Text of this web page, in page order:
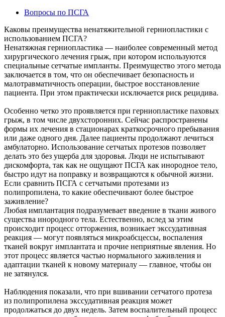
Вопросы по ПСГА
Каковы преимущества ненатяжительной герниопластики с
использованием ПСГА?
Ненатяжная герниопластика — наиболее современный метод
хирургического лечения грыж, при котором используются
специальные сетчатые импланты. Преимущество этого метода
заключается в том, что он обеспечивает безопасность и
малотравматичность операции, быстрое восстановление
пациента. При этом практически исключается риск рецидива.
Особенно четко это проявляется при герниопластике паховых
грыж, в том числе двухсторонних. Сейчас распространены
формы их лечения в стационарах краткосрочного пребывания
или даже одного дня. Далее пациенты продолжают лечиться
амбулаторно. Использование сетчатых протезов позволяет
делать это без ущерба для здоровья. Люди не испытывают
дискомфорта, так как не ощущают ПСГА как инородное тело,
быстро идут на поправку и возвращаются к обычной жизни.
Если сравнить ПСГА с сетчатыми протезами из
полипропилена, то какие обеспечивают более быстрое
заживление?
Любая имплантация подразумевает введение в ткани живого
существа инородного тела. Естественно, вслед за этим
происходит процесс отторжения, возникает экссудативная
реакция — могут появляться микроабсцессы, воспаления
тканей вокруг имплантата и прочие неприятные явления. Но
этот процесс является частью нормального заживления и
адаптации тканей к новому материалу — главное, чтобы он
не затянулся.
Наблюдения показали, что при вшивании сетчатого протеза
из полипропилена экссудативная реакция может
продолжаться до двух недель. Затем воспалительный процесс